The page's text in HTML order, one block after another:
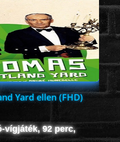
Yard ellen (FHD)
vígjáték, 92 perc,